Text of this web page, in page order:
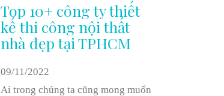
Top 10+ công ty thiết
kế thi công nội thất
nhà đẹp tại TPHCM
09/11/2022
Ai trong chúng ta cũng mong muốn